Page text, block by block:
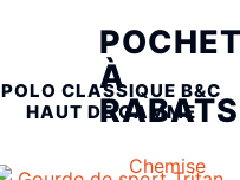
À
RABATS
Chemise
POLO CLASSIQUE B&C
HAUT DE GAMME